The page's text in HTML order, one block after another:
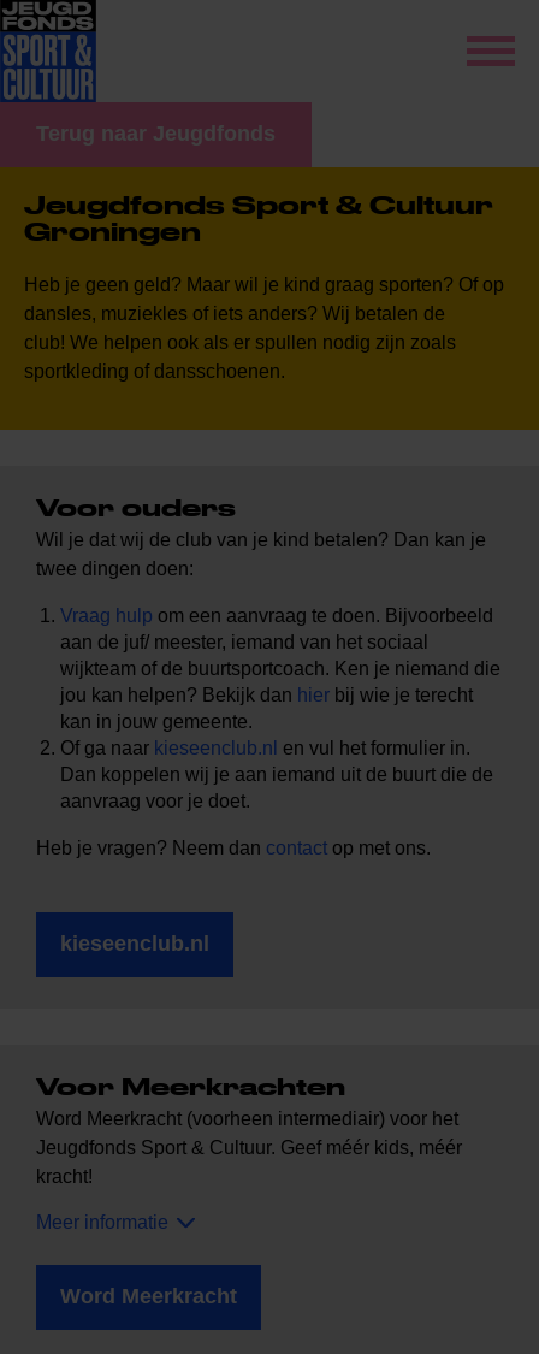
Terug naar Jeugdfonds
Jeugdfonds Sport & Cultuur
Groningen
Heb je geen geld? Maar wil je kind graag sporten? Of op
dansles, muziekles of iets anders? Wij betalen de
club! We helpen ook als er spullen nodig zijn zoals
sportkleding of dansschoenen.
Voor ouders
Wil je dat wij de club van je kind betalen? Dan kan je
twee dingen doen:
Vraag hulp om een aanvraag te doen. Bijvoorbeeld
aan de juf/ meester, iemand van het sociaal
wijkteam of de buurtsportcoach. Ken je niemand die
jou kan helpen? Bekijk dan hier bij wie je terecht
kan in jouw gemeente.
Of ga naar kieseenclub.nl en vul het formulier in.
Dan koppelen wij je aan iemand uit de buurt die de
aanvraag voor je doet.
Heb je vragen? Neem dan contact op met ons.
kieseenclub.nl
Voor Meerkrachten
Word Meerkracht (voorheen intermediair) voor het
Jeugdfonds Sport & Cultuur. Geef méér kids, méér
kracht!
Meer informatie
Word Meerkracht